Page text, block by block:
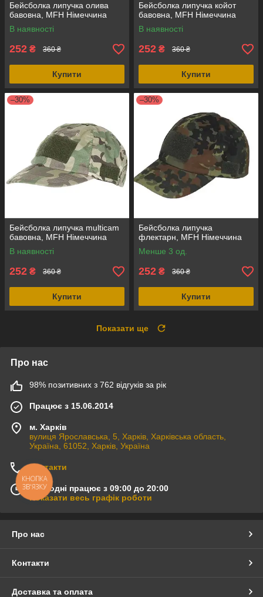
Бейсболка липучка олива
бавовна, MFH Німеччина
В наявності
252 ₴ 360 ₴
Купити
Бейсболка липучка койот
бавовна, MFH Німеччина
В наявності
252 ₴ 360 ₴
Купити
–30%
Бейсболка липучка multicam
бавовна, MFH Німеччина
В наявності
252 ₴ 360 ₴
Купити
–30%
Бейсболка липучка
флектарн, MFH Німеччина
Менше 3 од.
252 ₴ 360 ₴
Купити
Показати ще
Про нас
98% позитивних з 762 відгуків за рік
Працює з 15.06.2014
м. Харків
вулиця Ярославська, 5, Харків, Харківська область,
Україна, 61052, Харків, Україна
Контакти
Сьогодні працює з 09:00 до 20:00
Показати весь графік роботи
Про нас
Контакти
Доставка та оплата
КНОПКА
ЗВ'ЯЗКУ